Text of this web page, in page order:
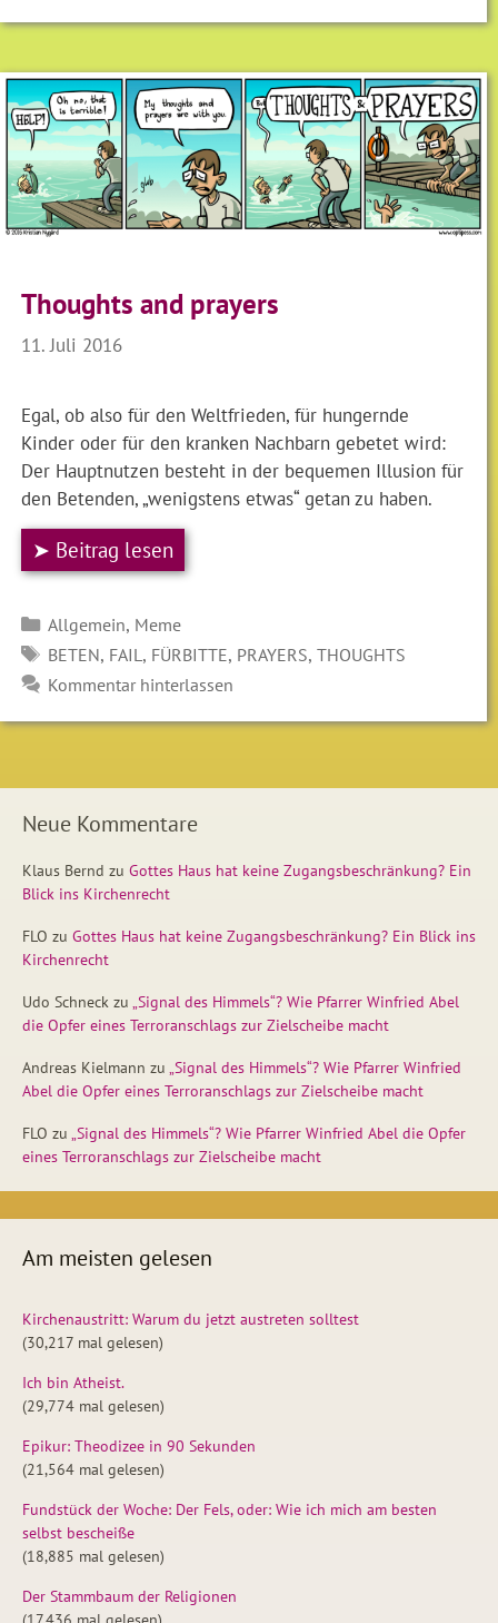
Thoughts and prayers
11. Juli 2016
Egal, ob also für den Weltfrieden, für hungernde
Kinder oder für den kranken Nachbarn gebetet wird:
Der Hauptnutzen besteht in der bequemen Illusion für
den Betenden, „wenigstens etwas“ getan zu haben.
➤ Beitrag lesen
Kategorien
Allgemein, Meme
SCHLAGWÖRTER
BETEN, FAIL , FÜRBITTE, PRAYERS, THOUGHTS
Kommentar hinterlassen
Neue Kommentare
Klaus Bernd zu Gottes Haus hat keine Zugangsbeschränkung? Ein
Blick ins Kirchenrecht
FLO zu Gottes Haus hat keine Zugangsbeschränkung? Ein Blick ins
Kirchenrecht
Udo Schneck zu „Signal des Himmels“? Wie Pfarrer Winfried Abel
die Opfer eines Terroranschlags zur Zielscheibe macht
Andreas Kielmann zu „Signal des Himmels“? Wie Pfarrer Winfried
Abel die Opfer eines Terroranschlags zur Zielscheibe macht
FLO zu „Signal des Himmels“? Wie Pfarrer Winfried Abel die Opfer
eines Terroranschlags zur Zielscheibe macht
Am meisten gelesen
Kirchenaustritt: Warum du jetzt austreten solltest
(30,217 mal gelesen)
Ich bin Atheist.
(29,774 mal gelesen)
Epikur: Theodizee in 90 Sekunden
(21,564 mal gelesen)
Fundstück der Woche: Der Fels, oder: Wie ich mich am besten
selbst bescheiße
(18,885 mal gelesen)
Der Stammbaum der Religionen